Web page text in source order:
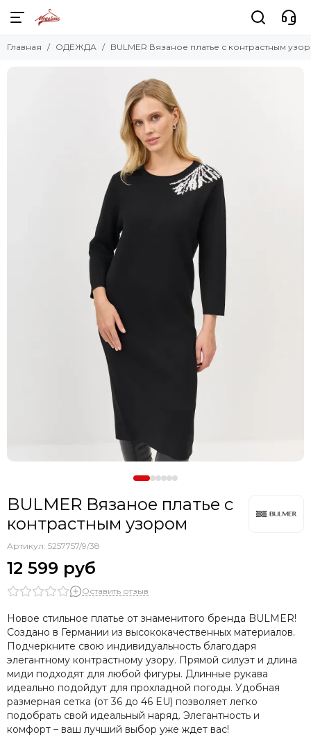
Главная ОДЕЖДА BULMER Вязаное платье с контрастным
BULMER Вязаное платье с
контрастным узором
Артикул: 5257757/9/38
12 599 руб
Оставить отзыв
Новое стильное платье от знаменитого бренда BULMER!
Создано в Германии из высококачественных материалов.
Подчеркните свою индивидуальность благодаря
элегантному контрастному узору. Прямой силуэт и длина
миди подходят для любой фигуры. Длинные рукава
идеально подойдут для прохладной погоды. Удобная
размерная сетка (от 36 до 46 EU) позволяет легко
подобрать свой идеальный наряд. Элегантность и
комфорт – ваш лучший выбор уже ждет вас!